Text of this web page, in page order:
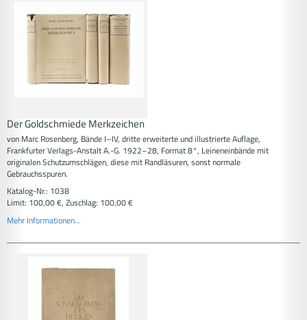
Der Goldschmiede Merkzeichen
von Marc Rosenberg, Bände I–IV, dritte erweiterte und illustrierte Auflage,
Frankfurter Verlags-Anstalt A.-G. 1922–28, Format 8°, Leineneinbände mit
originalen Schutzumschlägen, diese mit Randläsuren, sonst normale
Gebrauchsspuren.
Katalog-Nr.: 1038
Limit: 100,00 €, Zuschlag: 100,00 €
Mehr Informationen...